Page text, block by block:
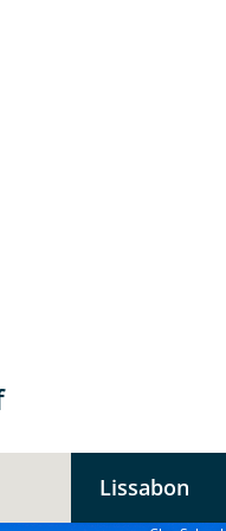
Lissabon
Dank für Ihre
die Verfügbarkeit
Daten